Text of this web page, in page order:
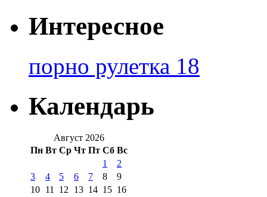
Интересное
порно рулетка 18
Календарь
Август 2026
Пн Вт Ср Чт Пт Сб Вс
1
2
3
4 5 6 7 8
9
10 11 12 13 14 15 16